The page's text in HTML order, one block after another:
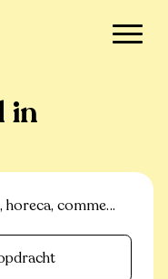
in
magazijn-logistiek, commerciele gronden